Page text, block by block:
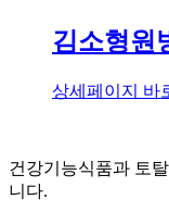
김소형원
상세페이지 바
건강기능식품과 토
니다.